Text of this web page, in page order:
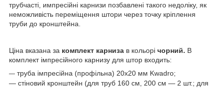
трубчасті, импресійні карнизи позбавлені такого недоліку, як
неможливість переміщення штори через точку кріплення
труби до кронштейна.
Ціна вказана за комплект карниза в кольорі чорний. В
комплект імпресійного карнизу для штор входить:
― труба імпресійна (профільна) 20x20 мм Kwadro;
― стіновий кронштейн (для труб 160 см, 200 см ― 2 шт.; для